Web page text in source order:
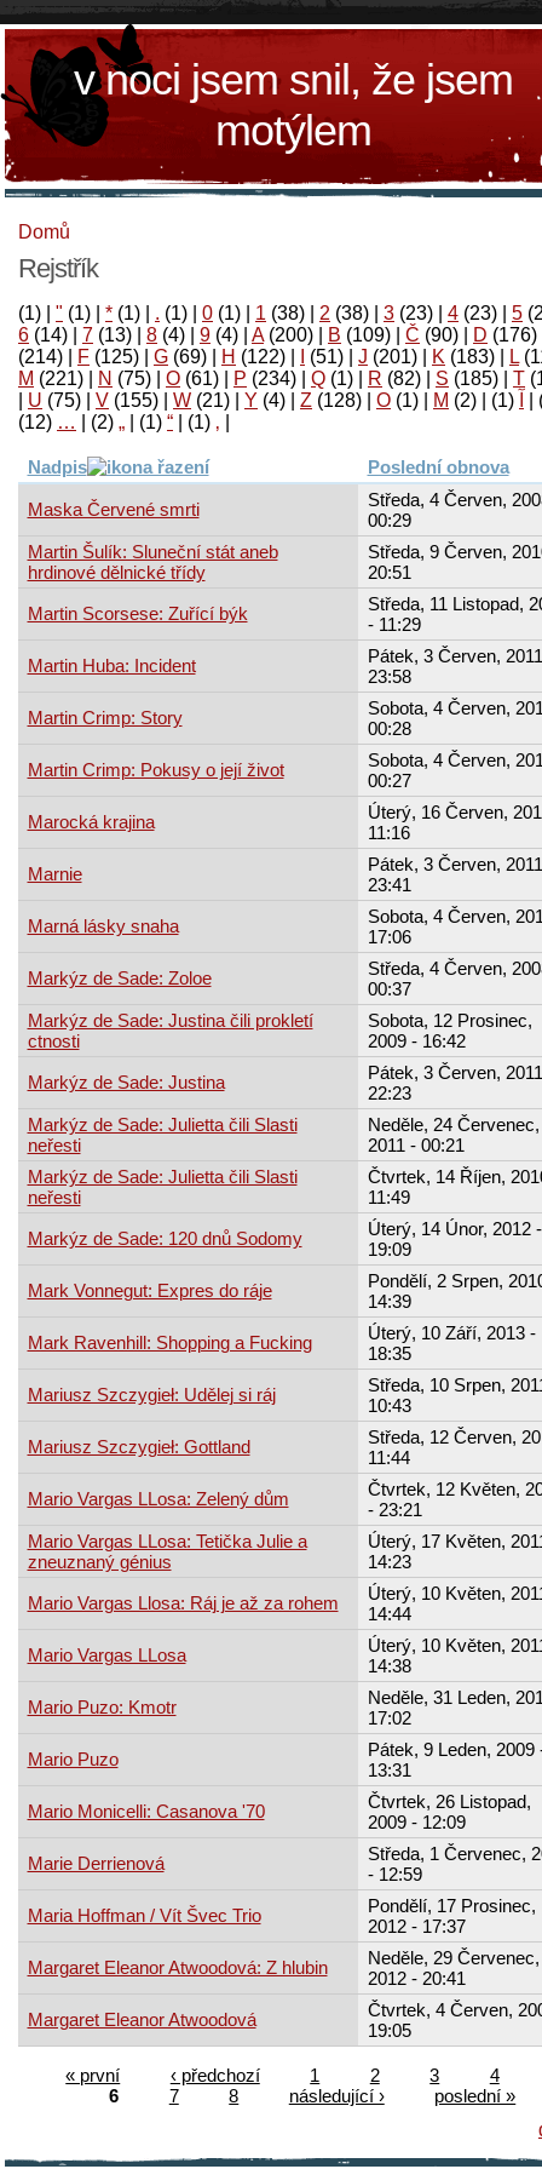
v noci jsem snil, že jsem
motýlem
Domů
Rejstřík
(1) " (1) * (1) . (1) 0 (1) 1 (38) 2 (38) 3 (23) 4 (23) 5
6 (14) 7 (13) 8 (4) 9 (4) A(200) B (109) Č (90) D (176)
(214)
F (125) G (69) H (122) (51) J (201) K (183) L
M (221) N (75) O (61) P (234) Q (1) R (82) S (185) T
U (75) V (155) W (21) Y (4) Z (128) Ο (1) М (2)
(1)
‚
(1)
“
(1)
„
(2)
…
(12)
Nadpis Poslední obnova
Maska Červené smrti
Středa, 4 Červen,
00:29
Martin Šulík: Sluneční stát aneb
hrdinové dělnické třídy
Středa, 9 Červen,
20:51
Martin Scorsese: Zuřící býk
Středa, 11 Listopad,
- 11:29
Martin Huba: Incident
Pátek, 3 Červen,
23:58
Martin Crimp: Story
Sobota, 4 Červen,
00:28
Martin Crimp: Pokusy o její život
Sobota, 4 Červen,
00:27
Marocká krajina
Úterý, 16 Červen,
11:16
Marnie
Pátek, 3 Červen,
23:41
Marná lásky snaha
Sobota, 4 Červen,
17:06
Markýz de Sade: Zoloe
Středa, 4 Červen,
00:37
Markýz de Sade: Justina čili prokletí
ctnosti
Sobota, 12 Prosinec,
2009 - 16:42
Markýz de Sade: Justina
Pátek, 3 Červen,
22:23
Markýz de Sade: Julietta čili Slasti
neřesti
Neděle, 24 Červenec,
2011 - 00:21
Markýz de Sade: Julietta čili Slasti
neřesti
Čtvrtek, 14 Říjen,
11:49
Markýz de Sade: 120 dnů Sodomy
Úterý, 14 Únor, 2012 -
19:09
Mark Vonnegut: Expres do ráje
Pondělí, 2 Srpen,
14:39
Mark Ravenhill: Shopping a Fucking
Úterý, 10 Září, 2013 -
18:35
Mariusz Szczygieł: Udělej si ráj
Středa, 10 Srpen,
10:43
Mariusz Szczygieł: Gottland
Středa, 12 Červen,
11:44
Mario Vargas LLosa: Zelený dům
Čtvrtek, 12 Květen,
- 23:21
Mario Vargas LLosa: Tetička Julie a
zneuznaný génius
Úterý, 17 Květen,
14:23
Mario Vargas Llosa: Ráj je až za rohem
Úterý, 10 Květen,
14:44
Mario Vargas LLosa
Úterý, 10 Květen,
14:38
Mario Puzo: Kmotr
Neděle, 31 Leden,
17:02
Mario Puzo
Pátek, 9 Leden, 2009
13:31
Mario Monicelli: Casanova '70
Čtvrtek, 26 Listopad,
2009 - 12:09
Marie Derrienová
Středa, 1 Červenec,
- 12:59
Maria Hoffman / Vít Švec Trio
Pondělí, 17 Prosinec,
2012 - 17:37
Margaret Eleanor Atwoodová: Z hlubin
Neděle, 29 Červenec,
2012 - 20:41
Margaret Eleanor Atwoodová
Čtvrtek, 4 Červen,
19:05
« první ‹ předchozí 1 2 3
4
6
7 8 následující ›
poslední »